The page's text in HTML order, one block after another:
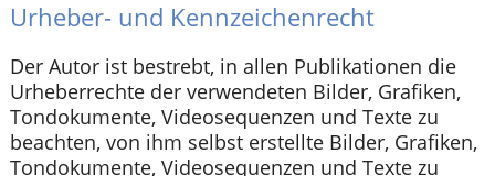
Urheber- und Kennzeichenrecht
Der Autor ist bestrebt, in allen Publikationen die
Urheberrechte der verwendeten Bilder, Grafiken,
Tondokumente, Videosequenzen und Texte zu
beachten, von ihm selbst erstellte Bilder, Grafiken,
Tondokumente, Videosequenzen und Texte zu